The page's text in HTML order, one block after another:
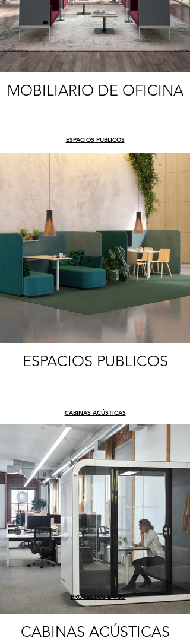
MOBILIARIO DE OFICINA
ESPACIOS PUBLICOS
CABINAS ACÚSTICAS
ESPACIOS PUBLICOS
CABINAS ACÚSTICAS
PROYECTOS EN 3D